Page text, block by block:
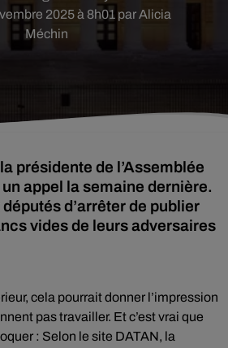
2025 à 8h01 par Alicia
Méchin
présidente de l’Assemblée
appel la semaine dernière.
d’arrêter de publier
vides de leurs adversaires
cela pourrait donner l’impression
pas travailler. Et c’est vrai que
: Selon le site DATAN, la